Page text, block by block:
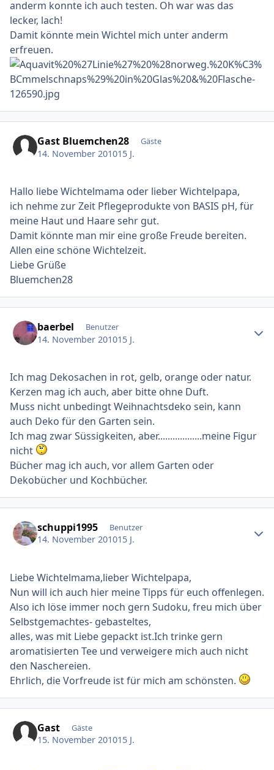
anderm konnte ich auch testen. Oh war was das
lecker, lach!
Damit könnte mein Wichtel mich unter anderm
erfreuen.
Gast Bluemchen28 Gäste
14. November 201015 J.
Hallo liebe Wichtelmama oder lieber Wichtelpapa,
ich nehme zur Zeit Pflegeprodukte von BASIS pH, für
meine Haut und Haare sehr gut.
Damit könnte man mir eine große Freude bereiten.
Allen eine schöne Wichtelzeit.
Liebe Grüße
Bluemchen28
baerbel Benutzer
14. November 201015 J.
Ich mag Dekosachen in rot, gelb, orange oder natur.
Kerzen mag ich auch, aber bitte ohne Duft.
Muss nicht unbedingt Weihnachtsdeko sein, kann
auch Deko für den Garten sein.
Ich mag zwar Süssigkeiten, aber..................meine Figur
nicht
Bücher mag ich auch, vor allem Garten oder
Dekobücher und Kochbücher.
schuppi1995 Benutzer
14. November 201015 J.
Liebe Wichtelmama,lieber Wichtelpapa,
Nun will ich auch hier meine Tipps für euch offenlegen.
Also ich löse immer noch gern Sudoku, freu mich über
Selbstgemachtes- gebasteltes,
alles, was mit Liebe gepackt ist.Ich trinke gern
aromatisierten Tee und verweigere mich auch nicht
den Naschereien.
Ehrlich, die Vorfreude ist für mich am schönsten.
Gast Gäste
15. November 201015 J.